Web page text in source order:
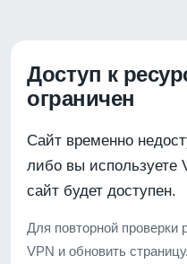
Доступ к
ограничен
Сайт временно
либо вы используете
сайт будет доступен.
Для повторной проверки
VPN и обновить